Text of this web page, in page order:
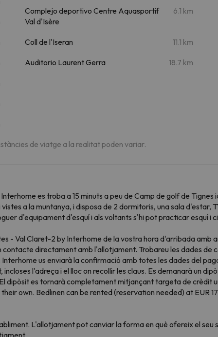
Complejo deportivo Centre Aquasportif
Val d'Isère
6.1 km
Coll de l'Iseran 11.1 km
Auditorio Laurent Gerra 18.7 km
de viatge a la realitat poden variar.
es troba a 15 minuts a peu de Camp de golf de Tignes
a la muntanya, i disposa de 2 dormitoris, una sala d'estar,
d'equipament d'esquí i als voltants s'hi pot practicar esquí i
- Val Claret-2 by Interhome de la vostra hora d'arribada
directament amb l'allotjament. Trobareu les dades de
us enviarà la confirmació amb totes les dades del
l'adreça i el lloc on recollir les claus. Es demanarà un
dipòsit es tornarà completament mitjançant targeta de crèdit
own. Bedlinen can be rented (reservation needed) at EUR
L'allotjament pot canviar la forma en què ofereix el